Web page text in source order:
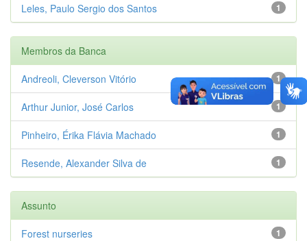
1
Leles, Paulo Sergio dos Santos
Membros da Banca
1
Andreoli, Cleverson Vitório
1
Arthur Junior, José Carlos
1
Pinheiro, Érika Flávia Machado
1
Resende, Alexander Silva de
Assunto
1
Forest nurseries